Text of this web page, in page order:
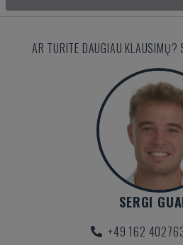
AR TURITE DAUGIAU KLAUSIMŲ?
SERGI
+49 162